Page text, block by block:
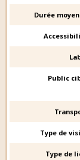
Durée
Public
Type de
Type de